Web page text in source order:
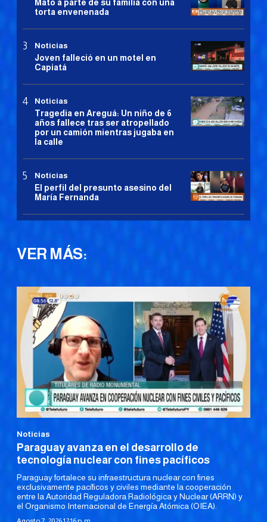
Mató a parte de su familia con una
torta envenenada
Noticias
Joven falleció en un motel en
Capiatá
Noticias
Tragedia en Areguá: Un niño de 6
años fallece tras ser atropellado
por un camión mientras jugaba en
la calle
Noticias
El perfil del presunto asesino del
María Fernanda
VER MÁS:
Noticias
Paraguay avanza en el desarrollo de
tecnología nuclear con fines pacíficos
Paraguay fortalece su infraestructura nuclear con fines
exclusivamente pacíficos y civiles mediante la cooperación
entre la Autoridad Reguladora Radiológica y Nuclear (ARRN) y
el Organismo Internacional de Energía Atómica (OIEA).